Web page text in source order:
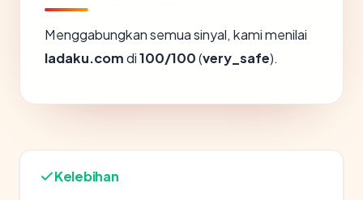
Menggabungkan semua sinyal, kami menilai
ladaku.comdi100/100(very_safe).
Kelebihan